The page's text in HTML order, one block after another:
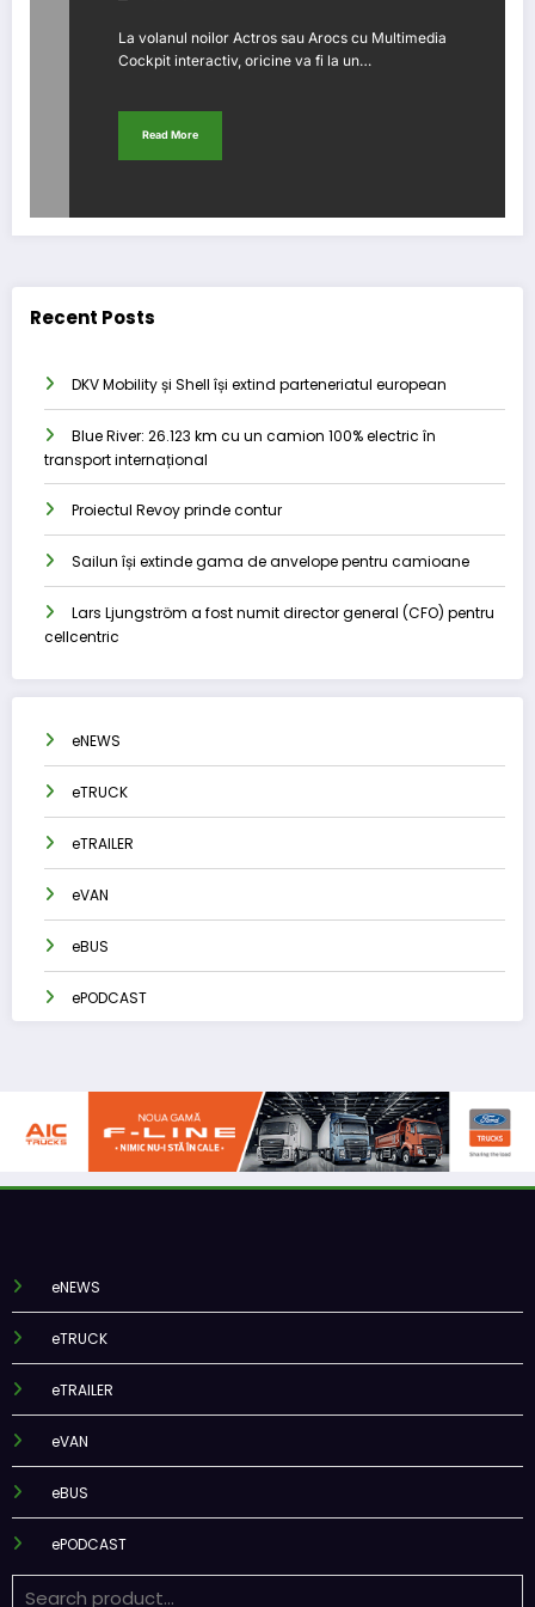
La volanul noilor Actros sau Arocs cu Multimedia
Cockpit interactiv, oricine va fi la un…
Read More
Recent Posts
DKV Mobility și Shell își extind parteneriatul european
Blue River: 26.123 km cu un camion 100% electric în
transport internațional
Proiectul Revoy prinde contur
Sailun își extinde gama de anvelope pentru camioane
Lars Ljungström a fost numit director general (CFO) pentru
cellcentric
eNEWS
eTRUCK
eTRAILER
eVAN
eBUS
ePODCAST
eNEWS
eTRUCK
eTRAILER
eVAN
eBUS
ePODCAST